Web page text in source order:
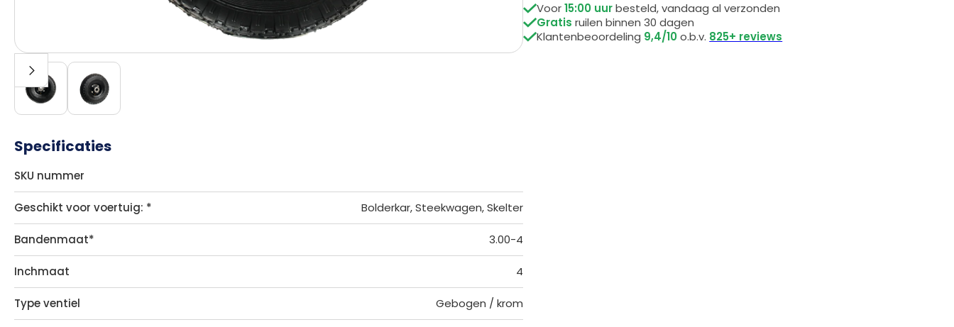
Specificaties
SKU nummer
Geschikt voor voertuig: * Bolderkar, Steekwagen, Skelter
Bandenmaat* 3.00-4
Inchmaat 4
Type ventiel Gebogen / krom
Voor15:00 uurbesteld, vandaag al verzonden
Gratis ruilen binnen 30 dagen
Klantenbeoordeling 9,4/10o.b.v. 825+ reviews